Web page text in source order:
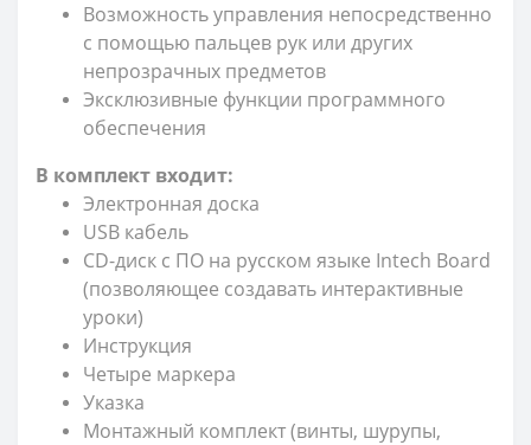
Возможность управления непосредственно
с помощью пальцев рук или других
непрозрачных предметов
Эксклюзивные функции программного
обеспечения
В комплект входит:
Электронная доска
USB кабель
СD-диск с ПО на русском языке Intech Board
(позволяющее создавать интерактивные
уроки)
Инструкция
Четыре маркера
Указка
Монтажный комплект (винты, шурупы,